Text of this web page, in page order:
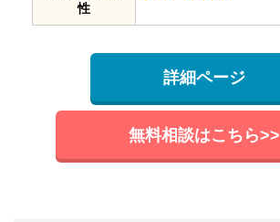
性
詳細ページ
無料相談はこちら>>